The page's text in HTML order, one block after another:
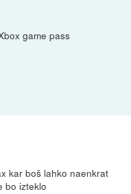
game pass
kar boš lahko naenkrat
bo izteklo